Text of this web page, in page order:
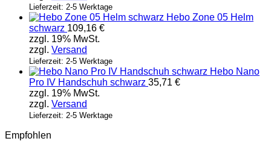
Lieferzeit: 2-5 Werktage
Hebo Zone 05 Helm
schwarz 109,16 €
zzgl. 19% MwSt.
zzgl. Versand
Lieferzeit: 2-5 Werktage
Hebo Nano
Pro IV Handschuh schwarz 35,71 €
zzgl. 19% MwSt.
zzgl. Versand
Lieferzeit: 2-5 Werktage
Empfohlen